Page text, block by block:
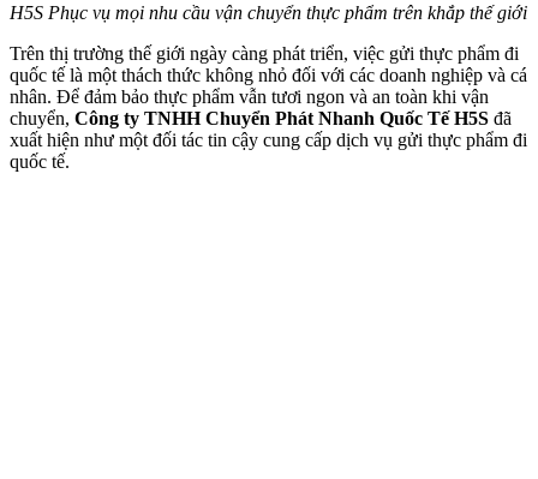
H5S Phục vụ mọi nhu cầu vận chuyển thực phẩm trên khắp thế giới
Trên thị trường thế giới ngày càng phát triển, việc gửi thực phẩm đi
quốc tế là một thách thức không nhỏ đối với các doanh nghiệp và cá
nhân. Để đảm bảo thực phẩm vẫn tươi ngon và an toàn khi vận
chuyển, Công ty TNHH Chuyển Phát Nhanh Quốc Tế H5S đã
xuất hiện như một đối tác tin cậy cung cấp dịch vụ gửi thực phẩm đi
quốc tế.